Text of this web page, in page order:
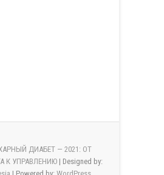
ДИАБЕТ — 2021: ОТ
К УПРАВЛЕНИЮ | Designed by: